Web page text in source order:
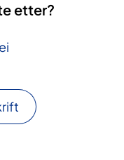
etter?